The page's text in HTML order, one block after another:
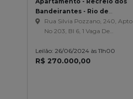
Bandeirantes - Rio de
Janeiro/RJ
Rua Silvia Pozzano, 240, Apto
No 203, Bl 6, 1 Vaga De
Carioca, Recreio Dos
Bandeirantes
Leilão: 26/06/2024 às 11h00
R$ 270.000,00